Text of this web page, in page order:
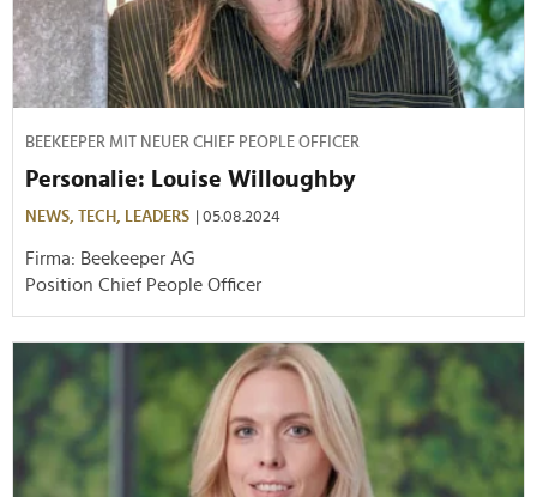
BEEKEEPER MIT NEUER CHIEF PEOPLE OFFICER
Personalie: Louise Willoughby
NEWS, TECH, LEADERS | 05.08.2024
Firma: Beekeeper AG
Position Chief People Officer